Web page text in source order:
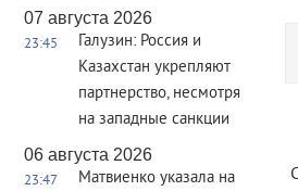
07 августа 2026
23:45
Галузин: Россия и
Казахстан укрепляют
партнерство, несмотря
на западные санкции
06 августа 2026
23:47
Матвиенко указала на